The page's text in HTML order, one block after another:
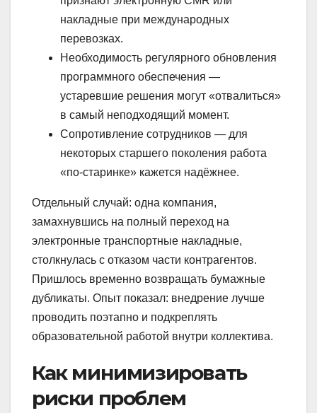
накладные при международных
перевозках.
Необходимость регулярного обновления
программного обеспечения —
устаревшие решения могут «отвалиться»
в самый неподходящий момент.
Сопротивление сотрудников — для
некоторых старшего поколения работа
«по-старинке» кажется надёжнее.
Отдельный случай: одна компания,
замахнувшись на полный переход на
электронные транспортные накладные,
столкнулась с отказом части контрагентов.
Пришлось временно возвращать бумажные
дубликаты. Опыт показал: внедрение лучше
проводить поэтапно и подкреплять
образовательной работой внутри коллектива.
Как минимизировать
риски проблем